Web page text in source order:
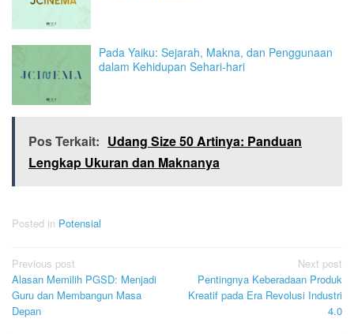
Pada Yaiku: Sejarah, Makna, dan Penggunaan
dalam Kehidupan Sehari-hari
Pos Terkait: Udang Size 50 Artinya: Panduan
Lengkap Ukuran dan Maknanya
Posted in Potensial
Post
navigation
Previous post
Alasan Memilih PGSD: Menjadi
Guru dan Membangun Masa
Depan
Next post
Pentingnya Keberadaan Produk
Kreatif pada Era Revolusi Industri
4.0